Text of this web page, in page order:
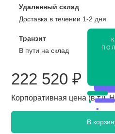
Удаленный склад
Доставка в течении 1-2 дня
Транзит
В пути на склад
222 520 ₽
Корпоративная цена (в т.ч.
В